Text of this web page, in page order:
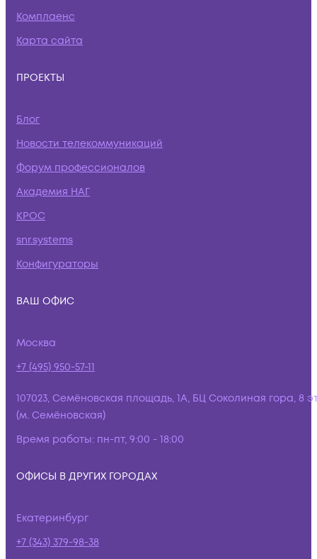
Комплаенс
Карта сайта
ПРОЕКТЫ
Блог
Новости телекоммуникаций
Форум профессионалов
Академия НАГ
КРОС
snr.systems
Конфигураторы
ВАШ ОФИС
Москва
+7 (495) 950-57-11
107023, Семёновская площадь, 1А, БЦ Соколиная гора, 8
(м. Семёновская)
Время работы: пн-пт, 9:00 - 18:00
ОФИСЫ В ДРУГИХ ГОРОДАХ
Екатеринбург
+7 (343) 379-98-38